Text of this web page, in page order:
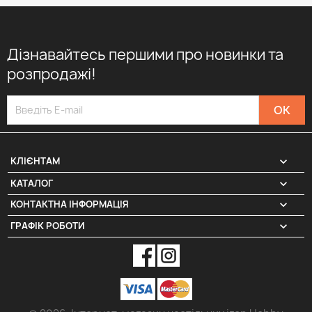
Дізнавайтесь першими про новинки та
розпродажі!
КЛІЄНТАМ 
КАТАЛОГ 
КОНТАКТНА ІНФОРМАЦІЯ keyboard_arrow_down
ГРАФІК РОБОТИ keyboard_arrow_down